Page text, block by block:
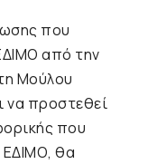
που
από την
Μούλου
να προστεθεί
που
θα